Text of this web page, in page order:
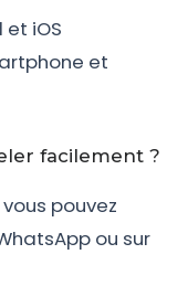
iOS
et
facilement ?
vous pouvez
ou sur